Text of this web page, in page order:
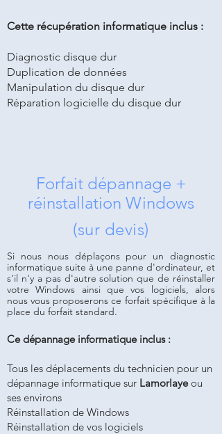
Cette récupération informatique inclus :
Diagnostic disque dur
Duplication de données
Manipulation du disque dur
Réparation logicielle du disque dur
Forfait dépannage +
réinstallation Windows
(sur devis)
Si nous nous déplaçons pour un diagnostic
informatique suite à une panne d'ordinateur, et
s'il n'y a pas d'autre solution que de réinstaller
votre Windows ainsi que vos logiciels, alors
nous vous proposerons ce forfait spécifique à la
place du forfait standard.
Ce dépannage informatique inclus :
Tous les déplacements du technicien pour un
dépannage informatique sur Lamorlayeou
ses environs
Réinstallation de Windows
Réinstallation de vos logiciels